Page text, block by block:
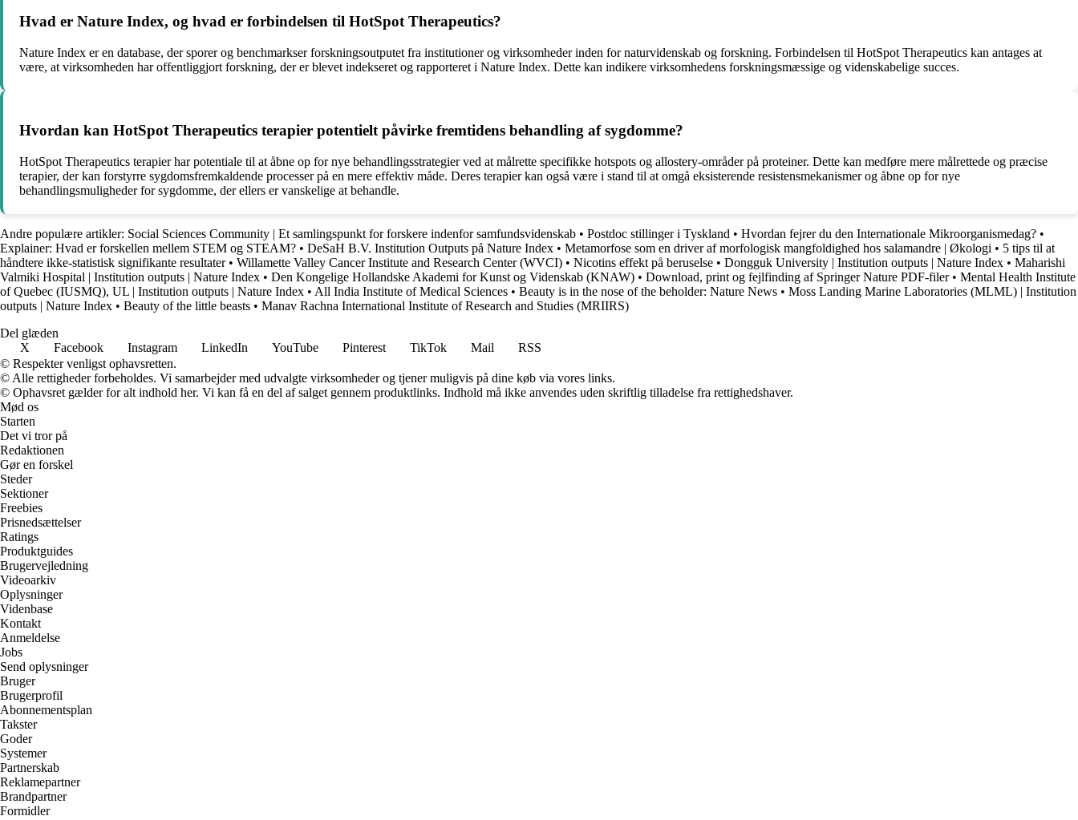
Hvad er Nature Index, og hvad er forbindelsen til HotSpot Therapeutics?
Nature Index er en database, der sporer og benchmarkser forskningsoutputet fra institutioner og virksomheder inden for naturvidenskab og forskning. Forbindelsen til HotSpot Therapeutics kan antages at
være, at virksomheden har offentliggjort forskning, der er blevet indekseret og rapporteret i Nature Index. Dette kan indikere virksomhedens forskningsmæssige og videnskabelige succes.
Hvordan kan HotSpot Therapeutics terapier potentielt påvirke fremtidens behandling af sygdomme?
HotSpot Therapeutics terapier har potentiale til at åbne op for nye behandlingsstrategier ved at målrette specifikke hotspots og allostery-områder på proteiner. Dette kan medføre mere målrettede og præcise
terapier, der kan forstyrre sygdomsfremkaldende processer på en mere effektiv måde. Deres terapier kan også være i stand til at omgå eksisterende resistensmekanismer og åbne op for nye
behandlingsmuligheder for sygdomme, der ellers er vanskelige at behandle.
Andre populære artikler: Social Sciences Community | Et samlingspunkt for forskere indenfor samfundsvidenskab • Postdoc stillinger i Tyskland • Hvordan fejrer du den Internationale Mikroorganismedag? •
Explainer: Hvad er forskellen mellem STEM og STEAM? • DeSaH B.V. Institution Outputs på Nature Index • Metamorfose som en driver af morfologisk mangfoldighed hos salamandre | Økologi • 5 tips til at
håndtere ikke-statistisk signifikante resultater• Willamette Valley Cancer Institute and Research Center (WVCI) • Nicotins effekt på beruselse • Dongguk University | Institution outputs | Nature Index • Maharishi
Valmiki Hospital | Institution outputs | Nature Index • Den Kongelige Hollandske Akademi for Kunst og Videnskab (KNAW) • Download, print og fejlfinding af Springer Nature PDF-filer• Mental Health Institute
of Quebec (IUSMQ), UL | Institution outputs | Nature Index • All India Institute of Medical Sciences • Beauty is in the nose of the beholder: Nature News • Moss Landing Marine Laboratories (MLML) | Institution
outputs | Nature Index • Beauty of the little beasts • Manav Rachna International Institute of Research and Studies (MRIIRS)
Del glæden
X
Facebook Instagram LinkedIn YouTube Pinterest TikTok Mail
RSS
© Respekter venligst ophavsretten.
© Alle rettigheder forbeholdes. Vi samarbejder med udvalgte virksomheder og tjener muligvis på dine køb via vores links.
© Ophavsret gælder for alt indhold her. Vi kan få en del af salget gennem produktlinks. Indhold må ikke anvendes uden skriftlig tilladelse fra rettighedshaver.
Mød os
Starten
Det vi tror på
Redaktionen
Gør en forskel
Steder
Sektioner
Freebies
Prisnedsættelser
Ratings
Produktguides
Brugervejledning
Videoarkiv
Oplysninger
Videnbase
Kontakt
Anmeldelse
Jobs
Send oplysninger
Bruger
Brugerprofil
Abonnementsplan
Takster
Goder
Systemer
Partnerskab
Reklamepartner
Brandpartner
Formidler